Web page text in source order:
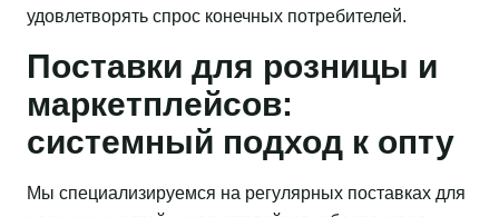
удовлетворять спрос конечных потребителей.
Поставки для розницы и
маркетплейсов:
системный подход к опту
Мы специализируемся на регулярных поставках для